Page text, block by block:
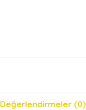
Değerlendirmeler (0)